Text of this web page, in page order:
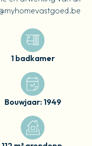
1 badkamer
Bouwjaar: 1949